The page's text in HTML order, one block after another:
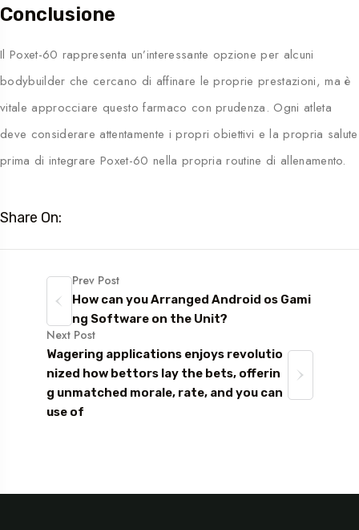
Conclusione
Il Poxet-60 rappresenta un’interessante opzione per alcuni
bodybuilder che cercano di affinare le proprie prestazioni, ma è
vitale approcciare questo farmaco con prudenza. Ogni atleta
deve considerare attentamente i propri obiettivi e la propria salute
prima di integrare Poxet-60 nella propria routine di allenamento.
Share On:
Prev Post
How can you Arranged Android os Gami
ng Software on the Unit?
Next Post
Wagering applications enjoys revolutio
nized how bettors lay the bets, offerin
g unmatched morale, rate, and you can
use of